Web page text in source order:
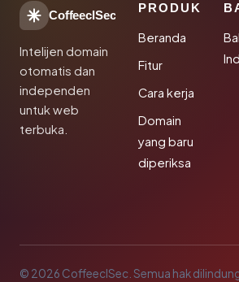
CoffeeclSec
Intelijen domain
otomatis dan
independen
untuk web
terbuka.
PRODUK
Beranda
Fitur
Cara kerja
Domain
yang baru
diperiksa
© 2026 CoffeeclSec. Semua hak